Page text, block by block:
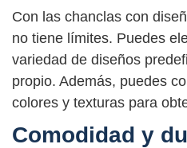
Con las chanclas con
no tiene límites. Puedes
variedad de diseños
propio. Además, puedes
colores y texturas para
Comodidad y